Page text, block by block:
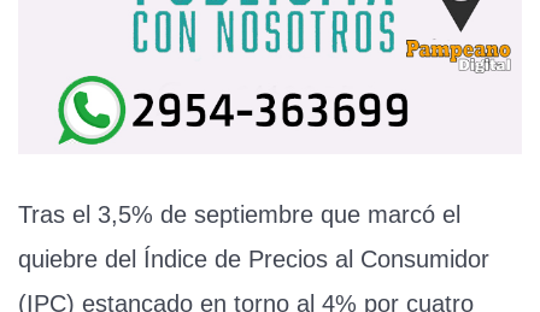
Tras el 3,5% de septiembre que marcó el
quiebre del Índice de Precios al Consumidor
(IPC) estancado en torno al 4% por cuatro